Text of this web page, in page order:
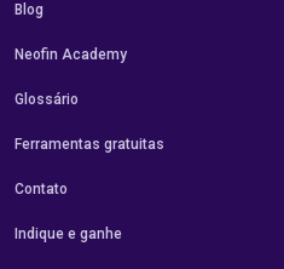
Blog
Neofin Academy
Glossário
Ferramentas gratuitas
Contato
Indique e ganhe